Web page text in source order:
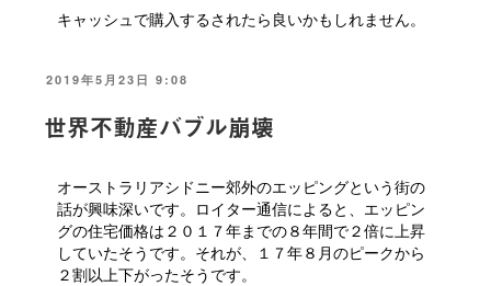
キャッシュで購入するされたら良いかもしれません。
投
2019年5月23日 9:08
世界不動産バブル崩壊
オーストラリアシドニー郊外のエッピングという街の
話が興味深いです。ロイター通信によると、エッピン
グの住宅価格は２０１７年までの８年間で２倍に上昇
していたそうです。それが、１７年８月のピークから
２割以上下がったそうです。